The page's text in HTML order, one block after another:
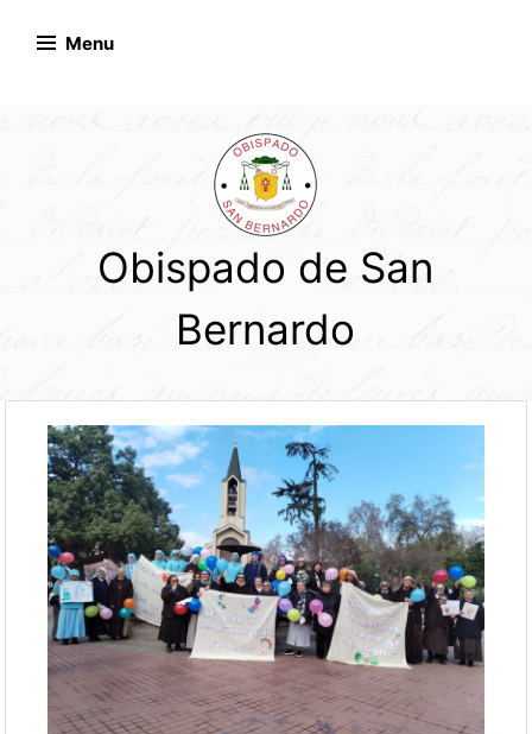
Menu
Obispado de San
Bernardo